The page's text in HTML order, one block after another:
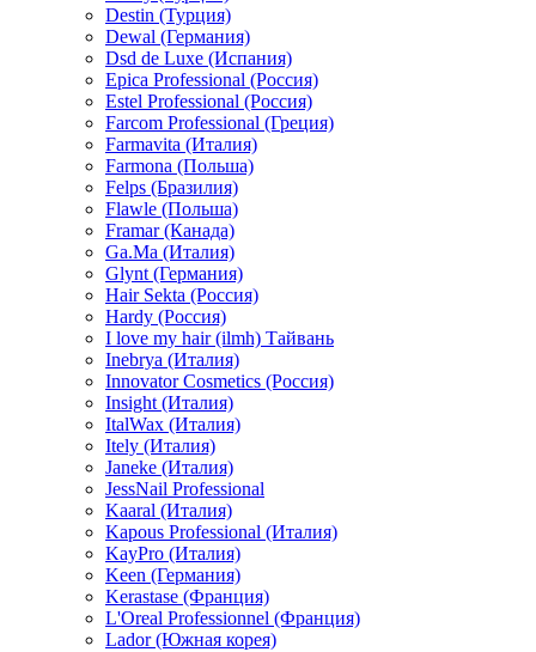
Destin (Турция)
Dewal (Германия)
Dsd de Luxe (Испания)
Epica Professional (Россия)
Estel Professional (Россия)
Farcom Professional (Греция)
Farmavita (Италия)
Farmona (Польша)
Felps (Бразилия)
Flawle (Польша)
Framar (Канада)
Ga.Ma (Италия)
Glynt (Германия)
Hair Sekta (Россия)
Hardy (Россия)
I love my hair (ilmh) Тайвань
Inebrya (Италия)
Innovator Cosmetics (Россия)
Insight (Италия)
ItalWax (Италия)
Itely (Италия)
Janeke (Италия)
JessNail Professional
Kaaral (Италия)
Kapous Professional (Италия)
KayPro (Италия)
Keen (Германия)
Kerastase (Франция)
L'Oreal Professionnel (Франция)
Lador (Южная корея)